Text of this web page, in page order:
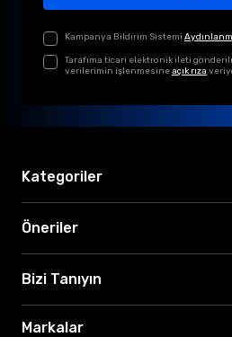
Kampanya Bildirim Sistemi
Tarafıma ticari elektronik ileti
verilerimin işlenmesineaçık rıza
Kategoriler
Öneriler
Bizi Tanıyın
Markalar